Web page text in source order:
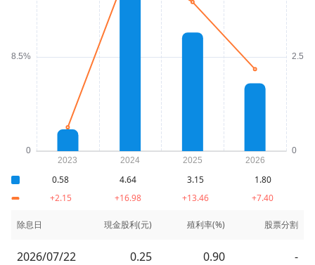
0.58 4.64 3.15
1.80
+2.15
+16.98 +13.46 +7.40
除息日 現金股利(元) 殖利率(%) 股票分割
2026/07/22 0.25 0.90 -